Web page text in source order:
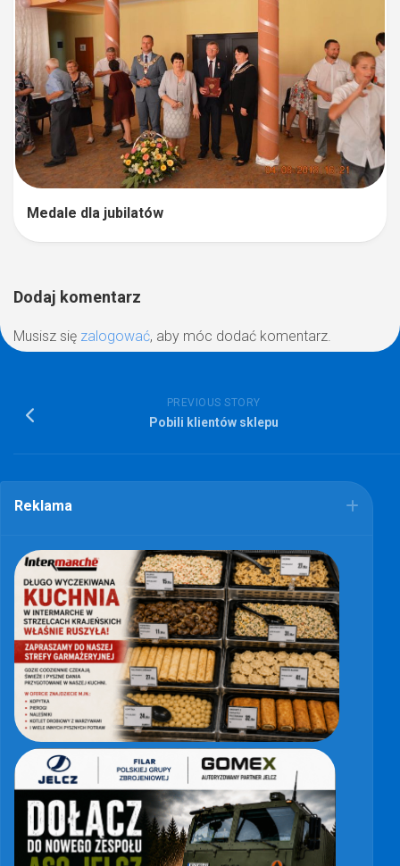
Medale dla jubilatów
Dodaj komentarz
Musisz się zalogować, aby móc dodać komentarz.
PREVIOUS STORY
Pobili klientów sklepu
Reklama